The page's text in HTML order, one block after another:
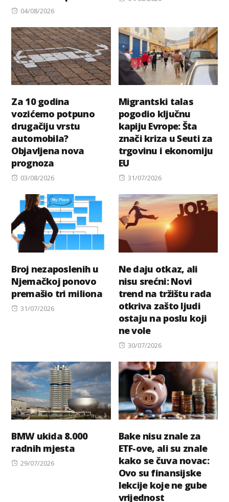
Posted
04/08/2026
Za 10 godina
vozićemo potpuno
drugačiju vrstu
automobila?
Objavljena nova
prognoza
Posted
03/08/2026
Migrantski talas
pogodio ključnu
kapiju Evrope: Šta
znači kriza u Seuti za
trgovinu i ekonomiju
EU
Posted
31/07/2026
Broj nezaposlenih u
Njemačkoj ponovo
premašio tri miliona
Posted
31/07/2026
Ne daju otkaz, ali
nisu srećni: Novi
trend na tržištu rada
otkriva zašto ljudi
ostaju na poslu koji
ne vole
Posted
30/07/2026
BMW ukida 8.000
radnih mjesta
Posted
29/07/2026
Bake nisu znale za
ETF-ove, ali su znale
kako se čuva novac:
Ovo su finansijske
lekcije koje ne gube
vrijednost